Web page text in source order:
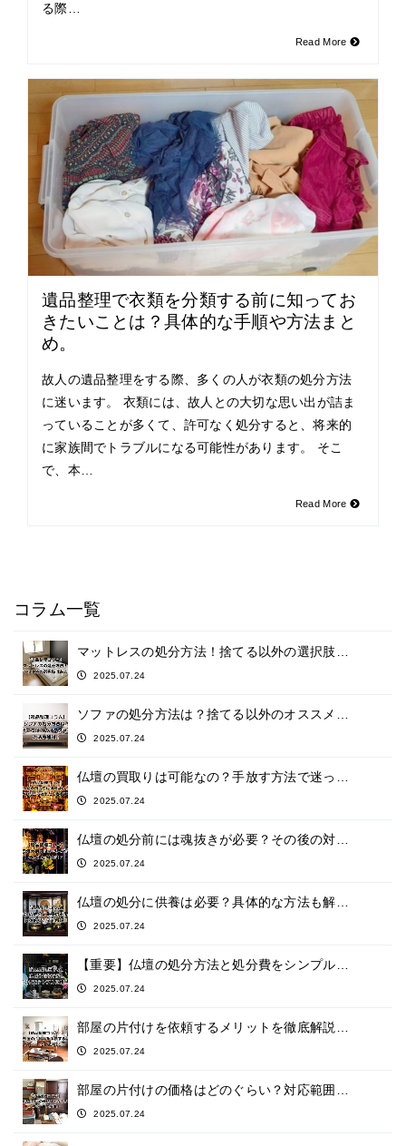
る際…
Read More
遺品整理で衣類を分類する前に知ってお
きたいことは？具体的な手順や方法まと
め。
故人の遺品整理をする際、多くの人が衣類の処分方法
に迷います。 衣類には、故人との大切な思い出が詰ま
っていることが多くて、許可なく処分すると、将来的
に家族間でトラブルになる可能性があります。 そこ
で、本…
Read More
コラム一覧
マットレスの処分方法！捨てる以外の選択肢…
2025.07.24
ソファの処分方法は？捨てる以外のオススメ…
2025.07.24
仏壇の買取りは可能なの？手放す方法で迷っ…
2025.07.24
仏壇の処分前には魂抜きが必要？その後の対…
2025.07.24
仏壇の処分に供養は必要？具体的な方法も解…
2025.07.24
【重要】仏壇の処分方法と処分費をシンプル…
2025.07.24
部屋の片付けを依頼するメリットを徹底解説…
2025.07.24
部屋の片付けの価格はどのぐらい？対応範囲…
2025.07.24